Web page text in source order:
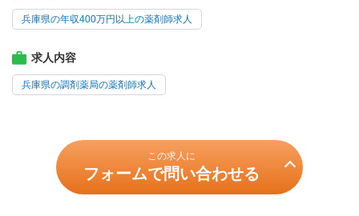
兵庫県の年収400万円以上の薬剤師求人
求人内容
兵庫県の調剤薬局の薬剤師求人
この求人に
フォームで問い合わせる